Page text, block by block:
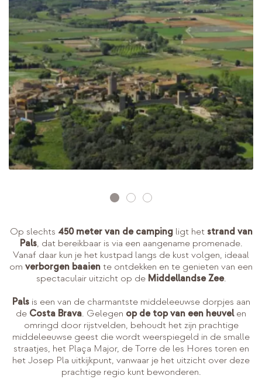
Op slechts 450 meter van de campingligt het strand van
Pals, dat bereikbaar is via een aangename promenade.
Vanaf daar kun je het kustpad langs de kust volgen, ideaal
om verborgen baaien te ontdekken en te genieten van een
spectaculair uitzicht op de Middellandse Zee.
Palsis een van de charmantste middeleeuwse dorpjes aan
de Costa Brava. Gelegen op de top van een heuvelen
omringd door rijstvelden, behoudt het zijn prachtige
middeleeuwse geest die wordt weerspiegeld in de smalle
straatjes, het Plaça Major, de Torre de les Hores toren en
het Josep Pla uitkijkpunt, vanwaar je het uitzicht over deze
prachtige regio kunt bewonderen.